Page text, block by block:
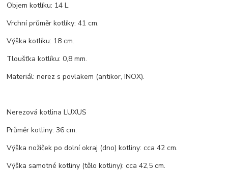
Objem kotlíku: 14 L.
Vrchní průměr kotlíky: 41 cm.
Výška kotlíku: 18 cm.
Tloušťka kotlíku: 0,8 mm.
Materiál: nerez s povlakem (antikor, INOX).
Nerezová kotlina LUXUS
Průměr kotliny: 36 cm.
Výška nožiček po dolní okraj (dno) kotliny: cca 42 cm.
Výška samotné kotliny (tělo kotliny): cca 42,5 cm.